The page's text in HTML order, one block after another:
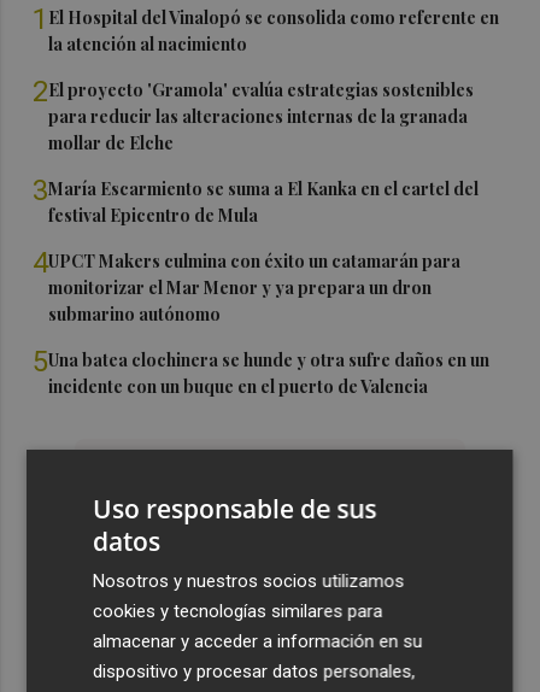
1 El Hospital del Vinalopó se consolida como referente en
la atención al nacimiento
2El proyecto 'Gramola' evalúa estrategias sostenibles
para reducir las alteraciones internas de la granada
mollar de Elche
3María Escarmiento se suma a El Kanka en el cartel del
festival Epicentro de Mula
4UPCT Makers culmina con éxito un catamarán para
monitorizar el Mar Menor y ya prepara un dron
submarino autónomo
5Una batea clochinera se hunde y otra sufre daños en un
incidente con un buque en el puerto de Valencia
Uso responsable de sus
datos
Nosotros y nuestros socios utilizamos
cookies y tecnologías similares para
almacenar y acceder a información en su
dispositivo y procesar datos personales,